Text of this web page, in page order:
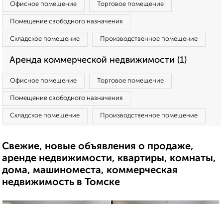
Офисное помещение Торговое помещение
Помещение свободного назначения
Складское помещение Производственное помещение
Аренда коммерческой недвижимости (1)
Офисное помещение Торговое помещение
Помещение свободного назначения
Складское помещение Производственное помещение
Свежие, новые объявления о продаже,
аренде недвижимости, квартиры, комнаты,
дома, машиноместа, коммерческая
недвижимость в Томске